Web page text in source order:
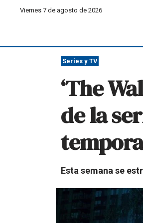
Viernes 7 de agosto de 2026
Series y TV
‘The
de la
Esta semana se